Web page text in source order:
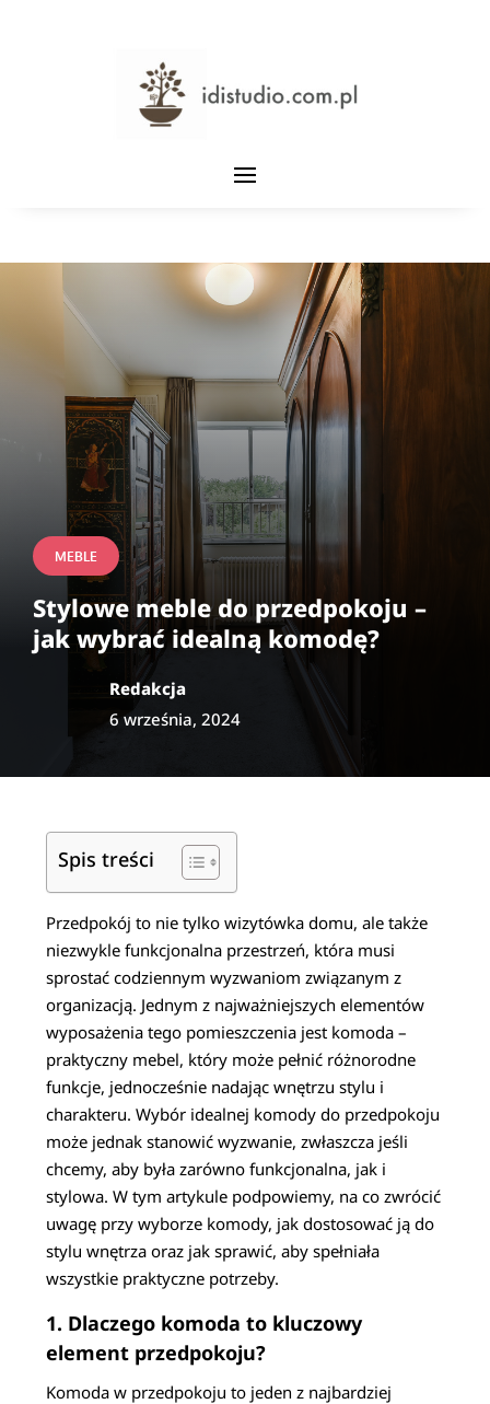
MEBLE
Stylowe meble do przedpokoju –
jak wybrać idealną komodę?
Redakcja
6 września, 2024
Spis treści
Przedpokój to nie tylko wizytówka domu, ale także
niezwykle funkcjonalna przestrzeń, która musi
sprostać codziennym wyzwaniom związanym z
organizacją. Jednym z najważniejszych elementów
wyposażenia tego pomieszczenia jest komoda –
praktyczny mebel, który może pełnić różnorodne
funkcje, jednocześnie nadając wnętrzu stylu i
charakteru. Wybór idealnej komody do przedpokoju
może jednak stanowić wyzwanie, zwłaszcza jeśli
chcemy, aby była zarówno funkcjonalna, jak i
stylowa. W tym artykule podpowiemy, na co zwrócić
uwagę przy wyborze komody, jak dostosować ją do
stylu wnętrza oraz jak sprawić, aby spełniała
wszystkie praktyczne potrzeby.
1. Dlaczego komoda to kluczowy
element przedpokoju?
Komoda w przedpokoju to jeden z najbardziej